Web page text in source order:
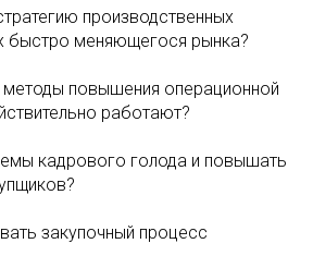
производственных
быстро меняющегося рынка?
методы повышения операционной
работают?
кадрового голода и повышать
закупочный процесс